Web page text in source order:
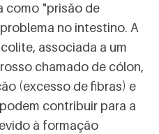
como "prisão de
no intestino. A
associada a um
chamado de cólon,
(excesso de fibras) e
contribuir para a
à formação